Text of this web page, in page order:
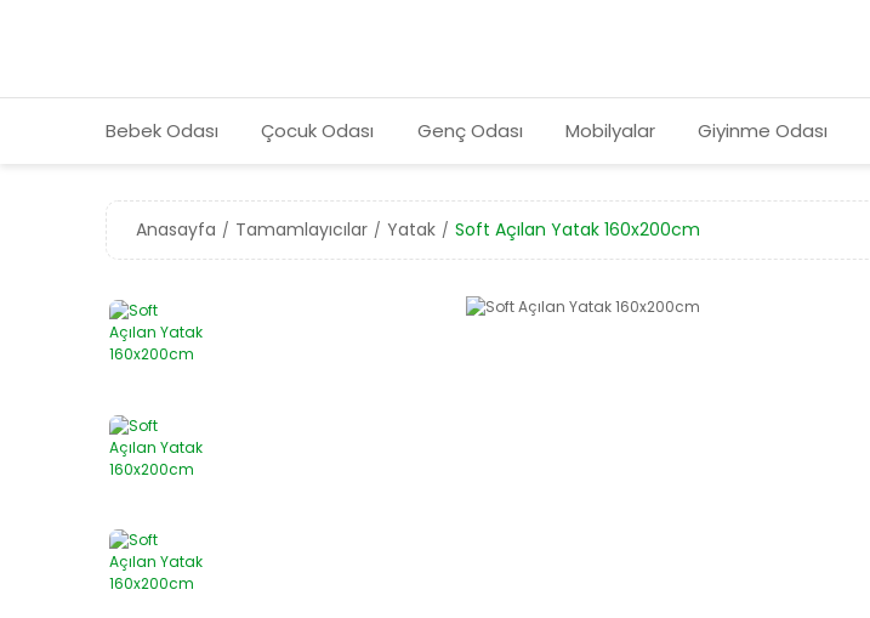
Bebek Odası Çocuk Odası Genç Odası Mobilyalar Giyinme Odası
Anasayfa Tamamlayıcılar Yatak Soft Açılan Yatak 160x200cm